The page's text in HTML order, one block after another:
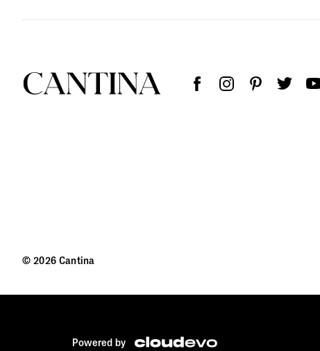
© 2026 Cantina
Powered by